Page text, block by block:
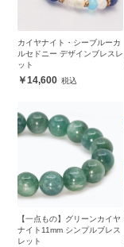
カイヤナイト・シーブルーカ
ルセドニー デザインブレスレ
ット
14,600
【一点もの】グリーンカイヤ
ナイト11mm シンプルブレス
レット